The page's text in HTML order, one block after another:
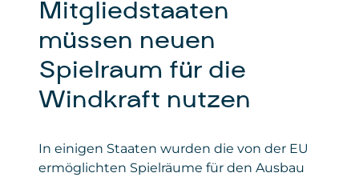
Mitgliedstaaten
müssen neuen
Spielraum für die
Windkraft nutzen
In einigen Staaten wurden die von der EU
ermöglichten Spielräume für den Ausbau